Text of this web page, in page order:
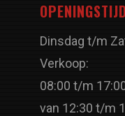
Dinsdag t/m
Verkoop:
08:00 t/m
van 12:30 t/m